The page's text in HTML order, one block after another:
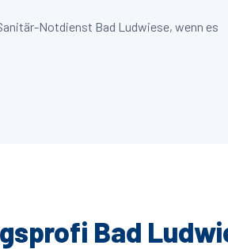
Notdienst Bad Ludwiese, wenn es
Bad